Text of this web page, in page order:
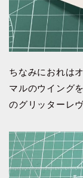
ちなみにおれは
マルのウイング
のグリッターレ